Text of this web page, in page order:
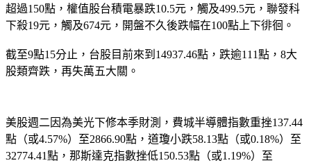
超過150點，權值股台積電暴跌10.5元，觸及499.5元，聯發科
下殺19元，觸及674元，開盤不久後跌幅在100點上下徘徊。
截至9點15分止，台股目前來到14937.46點，跌逾111點，8大
股類齊跌，再失萬五大關。
美股週二因為美光下修本季財測，費城半導體指數重挫137.44
點（或4.57%）至2866.90點，道瓊小跌58.13點（或0.18%）至
32774.41點，那斯達克指數挫低150.53點（或1.19%）至